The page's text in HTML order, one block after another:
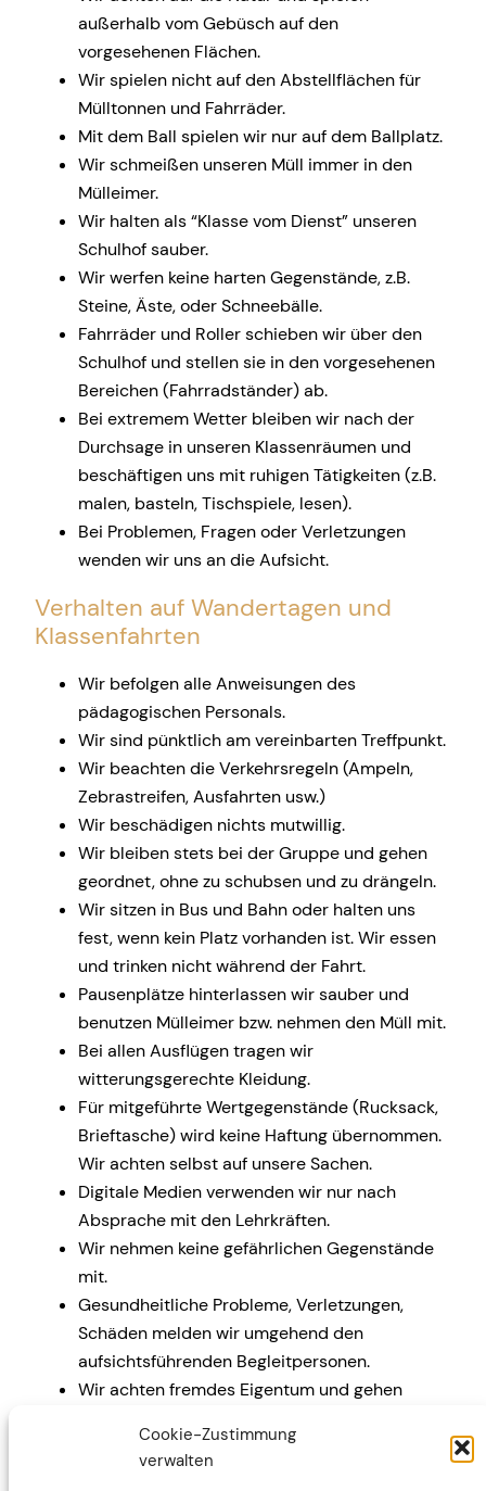
Cookie-Zustimmung
verwalten
außerhalb vom Gebüsch auf den
vorgesehenen Flächen.
Wir spielen nicht auf den Abstellflächen für
Mülltonnen und Fahrräder.
Mit dem Ball spielen wir nur auf dem Ballplatz.
Wir schmeißen unseren Müll immer in den
Mülleimer.
Wir halten als “Klasse vom Dienst” unseren
Schulhof sauber.
Wir werfen keine harten Gegenstände, z.B.
Steine, Äste, oder Schneebälle.
Fahrräder und Roller schieben wir über den
Schulhof und stellen sie in den vorgesehenen
Bereichen (Fahrradständer) ab.
Bei extremem Wetter bleiben wir nach der
Durchsage in unseren Klassenräumen und
beschäftigen uns mit ruhigen Tätigkeiten (z.B.
malen, basteln, Tischspiele, lesen).
Bei Problemen, Fragen oder Verletzungen
wenden wir uns an die Aufsicht.
Verhalten auf Wandertagen und
Klassenfahrten
Wir befolgen alle Anweisungen des
pädagogischen Personals.
Wir sind pünktlich am vereinbarten Treffpunkt.
Wir beachten die Verkehrsregeln (Ampeln,
Zebrastreifen, Ausfahrten usw.)
Wir beschädigen nichts mutwillig.
Wir bleiben stets bei der Gruppe und gehen
geordnet, ohne zu schubsen und zu drängeln.
Wir sitzen in Bus und Bahn oder halten uns
fest, wenn kein Platz vorhanden ist. Wir essen
und trinken nicht während der Fahrt.
Pausenplätze hinterlassen wir sauber und
benutzen Mülleimer bzw. nehmen den Müll mit.
Bei allen Ausflügen tragen wir
witterungsgerechte Kleidung.
Für mitgeführte Wertgegenstände (Rucksack,
Brieftasche) wird keine Haftung übernommen.
Wir achten selbst auf unsere Sachen.
Digitale Medien verwenden wir nur nach
Absprache mit den Lehrkräften.
Wir nehmen keine gefährlichen Gegenstände
mit.
Gesundheitliche Probleme, Verletzungen,
Schäden melden wir umgehend den
aufsichtsführenden Begleitpersonen.
Wir achten fremdes Eigentum und gehen